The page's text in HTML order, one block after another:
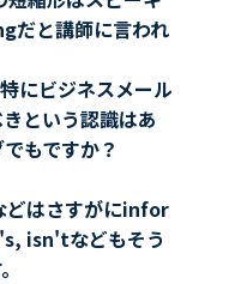
と講師に言われ
にビジネスメール
という認識はあ
もですか？
はさすがにinfor
isn'tなどもそう